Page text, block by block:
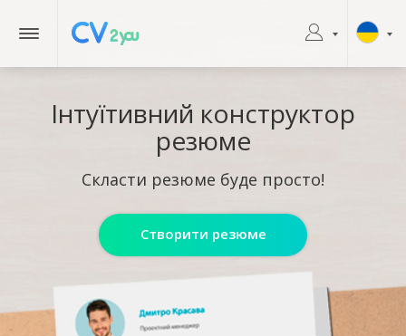
Інтуїтивний конструктор
резюме
Скласти резюме буде просто!
Створити резюме